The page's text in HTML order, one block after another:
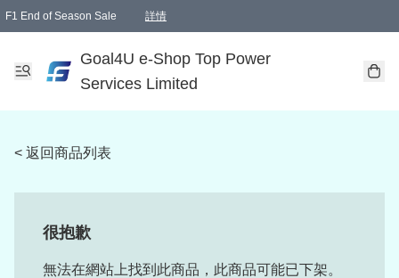
F1 End of Season Sale 詳情
Goal4U e-Shop Top Power
Services Limited
< 返回商品列表
很抱歉
無法在網站上找到此商品，此商品可能已下架。